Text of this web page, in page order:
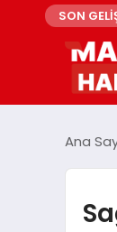
SON
Ana